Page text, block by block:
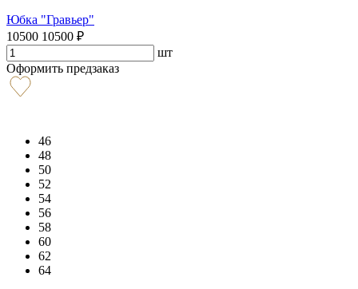
Юбка "Гравьер"
10500 10500 ₽
шт
Оформить предзаказ
46
48
50
52
54
56
58
60
62
64